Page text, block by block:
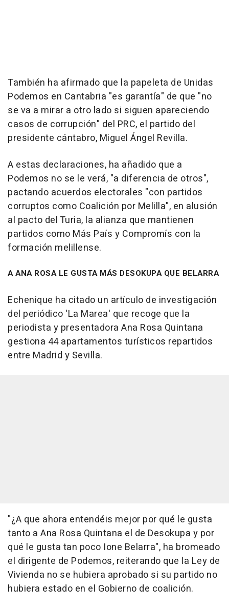
También ha afirmado que la papeleta de Unidas
Podemos en Cantabria "es garantía" de que "no
se va a mirar a otro lado si siguen apareciendo
casos de corrupción" del PRC, el partido del
presidente cántabro, Miguel Ángel Revilla.
A estas declaraciones, ha añadido que a
Podemos no se le verá, "a diferencia de otros",
pactando acuerdos electorales "con partidos
corruptos como Coalición por Melilla", en alusión
al pacto del Turia, la alianza que mantienen
partidos como Más País y Compromís con la
formación melillense.
A ANA ROSA LE GUSTA MÁS DESOKUPA QUE BELARRA
Echenique ha citado un artículo de investigación
del periódico 'La Marea' que recoge que la
periodista y presentadora Ana Rosa Quintana
gestiona 44 apartamentos turísticos repartidos
entre Madrid y Sevilla.
"¿A que ahora entendéis mejor por qué le gusta
tanto a Ana Rosa Quintana el de Desokupa y por
qué le gusta tan poco Ione Belarra", ha bromeado
el dirigente de Podemos, reiterando que la Ley de
Vivienda no se hubiera aprobado si su partido no
hubiera estado en el Gobierno de coalición.